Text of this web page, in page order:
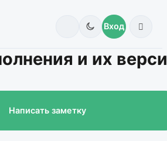
Вход
и их
Написать заметку